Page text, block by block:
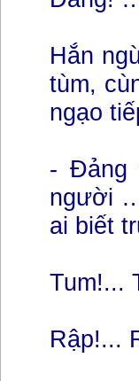
Hắn
tùm,
ngạo
- Đảng
người
ai biết
Tum!...
Rập!...